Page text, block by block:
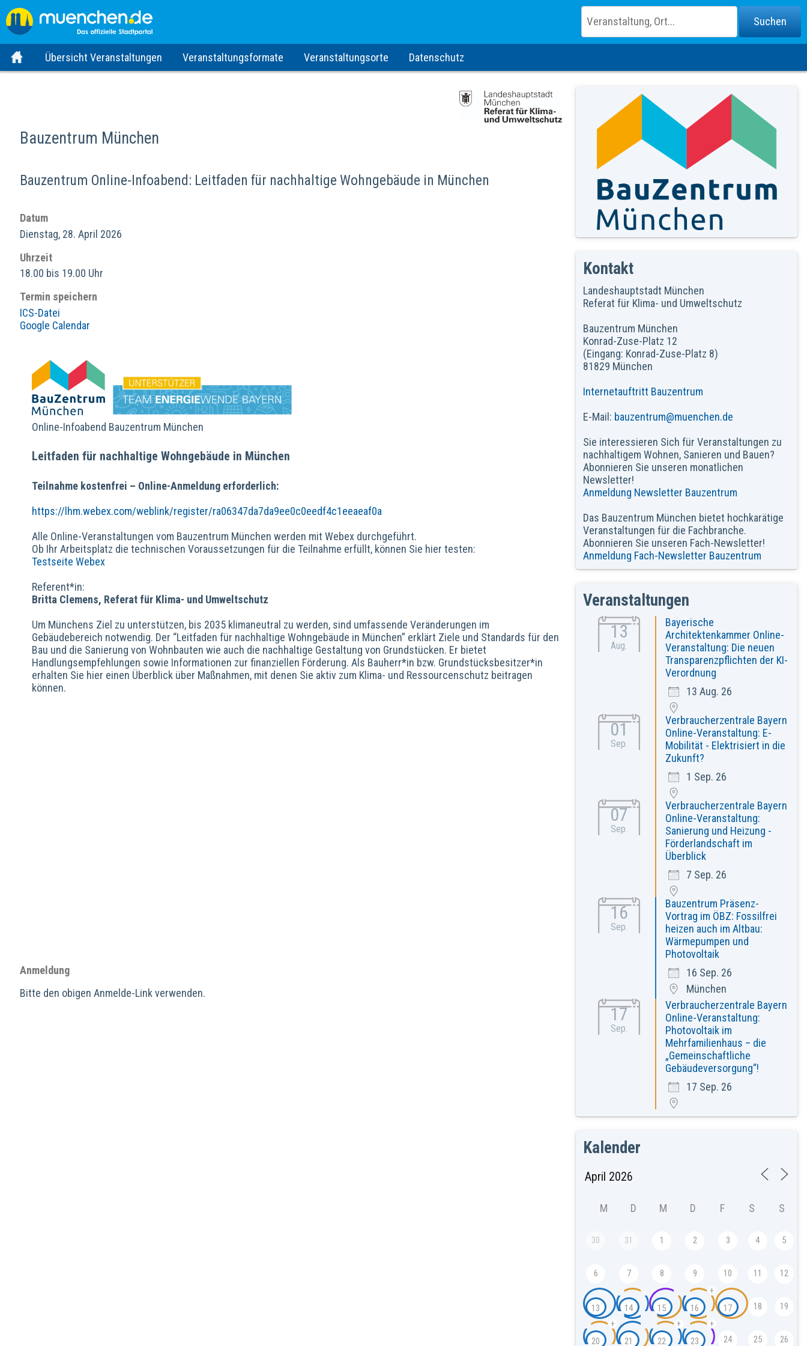
Übersicht Veranstaltungen Veranstaltungsformate Veranstaltungsorte Datenschutz
Bauzentrum München
Bauzentrum Online-Infoabend: Leitfaden für nachhaltige Wohngebäude in München
Datum
Dienstag, 28. April 2026
Uhrzeit
18.00 bis 19.00 Uhr
Termin speichern
ICS-Datei
Google Calendar
Online-Infoabend Bauzentrum München
Leitfaden für nachhaltige Wohngebäude in München
Teilnahme kostenfrei – Online-Anmeldung erforderlich:
https://lhm.webex.com/weblink/register/ra06347da7da9ee0c0eedf4c1eeaeaf0a
Alle Online-Veranstaltungen vom Bauzentrum München werden mit Webex durchgeführt.
Ob Ihr Arbeitsplatz die technischen Voraussetzungen für die Teilnahme erfüllt, können Sie hier testen:
Testseite Webex
Referent*in:
Britta Clemens, Referat für Klima- und Umweltschutz
Um Münchens Ziel zu unterstützen, bis 2035 klimaneutral zu werden, sind umfassende Veränderungen im
Gebäudebereich notwendig. Der “Leitfaden für nachhaltige Wohngebäude in München” erklärt Ziele und Standards für den
Bau und die Sanierung von Wohnbauten wie auch die nachhaltige Gestaltung von Grundstücken. Er bietet
Handlungsempfehlungen sowie Informationen zur finanziellen Förderung. Als Bauherr*in bzw. Grundstücksbesitzer*in
erhalten Sie hier einen Überblick über Maßnahmen, mit denen Sie aktiv zum Klima- und Ressourcenschutz beitragen
können.
Anmeldung
Bitte den obigen Anmelde-Link verwenden.
Kontakt
Landeshauptstadt München
Referat für Klima- und Umweltschutz
Bauzentrum München
Konrad-Zuse-Platz 12
(Eingang: Konrad-Zuse-Platz 8)
81829 München
Internetauftritt Bauzentrum
E-Mail: bauzentrum@muenchen.de
Sie interessieren Sich für Veranstaltungen zu
nachhaltigem Wohnen, Sanieren und Bauen?
Abonnieren Sie unseren monatlichen
Newsletter!
Anmeldung Newsletter Bauzentrum
Das Bauzentrum München bietet hochkarätige
Veranstaltungen für die Fachbranche.
Abonnieren Sie unseren Fach-Newsletter!
Anmeldung Fach-Newsletter Bauzentrum
Veranstaltungen
13
Aug.
Bayerische
Architektenkammer Online-
Veranstaltung: Die neuen
Transparenzpflichten der KI-
Verordnung
13 Aug. 26
01
Sep.
Verbraucherzentrale Bayern
Online-Veranstaltung: E-
Mobilität - Elektrisiert in die
Zukunft?
1 Sep. 26
07
Sep.
Verbraucherzentrale Bayern
Online-Veranstaltung:
Sanierung und Heizung -
Förderlandschaft im
Überblick
7 Sep. 26
16
Sep.
Bauzentrum Präsenz-
Vortrag im ÖBZ: Fossilfrei
heizen auch im Altbau:
Wärmepumpen und
Photovoltaik
16 Sep. 26
München
17
Sep.
Verbraucherzentrale Bayern
Online-Veranstaltung:
Photovoltaik im
Mehrfamilienhaus – die
„Gemeinschaftliche
Gebäudeversorgung“!
17 Sep. 26
Kalender
M D M D F S S
30 31 1 2 3 4 5
6 7 8 9 10 11 12
13 14 15 16
+
17 18 19
20
+
21 22
+
23
+
24 25 26